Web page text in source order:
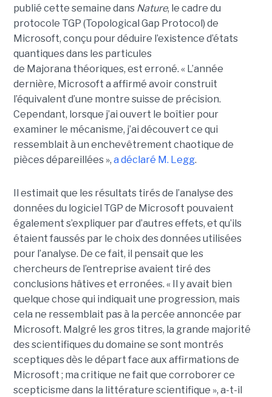
publié cette semaine dans Nature, le cadre du
protocole TGP (Topological Gap Protocol) de
Microsoft, conçu pour déduire l’existence d’états
quantiques dans les particules
de Majorana théoriques, est erroné. « L’année
dernière, Microsoft a affirmé avoir construit
l’équivalent d’une montre suisse de précision.
Cependant, lorsque j’ai ouvert le boîtier pour
examiner le mécanisme, j’ai découvert ce qui
ressemblait à un enchevêtrement chaotique de
pièces dépareillées », a déclaré M. Legg.
Il estimait que les résultats tirés de l’analyse des
données du logiciel TGP de Microsoft pouvaient
également s’expliquer par d’autres effets, et qu’ils
étaient faussés par le choix des données utilisées
pour l’analyse. De ce fait, il pensait que les
chercheurs de l’entreprise avaient tiré des
conclusions hâtives et erronées. « Il y avait bien
quelque chose qui indiquait une progression, mais
cela ne ressemblait pas à la percée annoncée par
Microsoft. Malgré les gros titres, la grande majorité
des scientifiques du domaine se sont montrés
sceptiques dès le départ face aux affirmations de
Microsoft ; ma critique ne fait que corroborer ce
scepticisme dans la littérature scientifique », a-t-il